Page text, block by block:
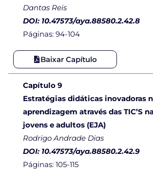
Dantas Reis
DOI: 10.47573/aya.88580.2.42.8
Páginas: 94-104
Baixar Capítulo
Capítulo 9
Estratégias didáticas inovadoras
aprendizagem através das TIC’S
jovens e adultos (EJA)
Rodrigo Andrade Dias
DOI: 10.47573/aya.88580.2.42.9
Páginas: 105-115